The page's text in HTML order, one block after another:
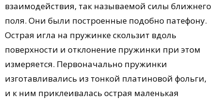
взаимодействия, так называемой силы ближнего
поля. Они были построенные подобно патефону.
Острая игла на пружинке скользит вдоль
поверхности и отклонение пружинки при этом
измеряется. Первоначально пружинки
изготавливались из тонкой платиновой фольги,
и к ним приклеивалась острая маленькая